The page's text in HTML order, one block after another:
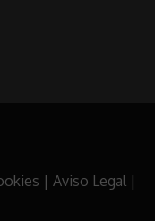
| Aviso Legal |